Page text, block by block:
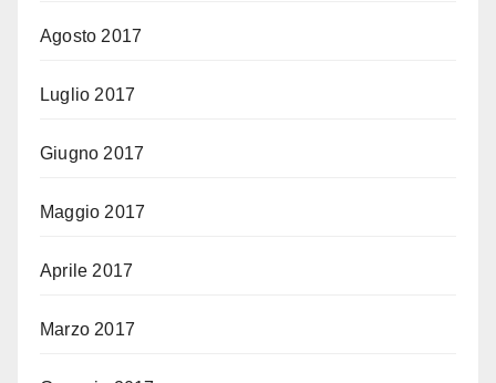
Agosto 2017
Luglio 2017
Giugno 2017
Maggio 2017
Aprile 2017
Marzo 2017